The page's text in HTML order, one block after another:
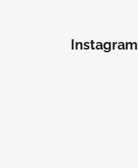
Instagram